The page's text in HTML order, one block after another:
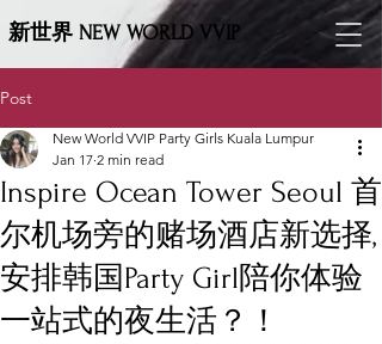
新世界 NEW WORLD VVIP
Post
Inspire Ocean Tower Seoul 首
尔机场旁的赌场酒店新选择,
安排韩国Party Girl陪你体验
一站式的夜生活？！
New World VVIP Party Girls Kuala Lumpur
Jan 17 2 min read